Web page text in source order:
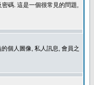
碼. 這是一個很常見的問題,
個人圖像, 私人訊息, 會員之